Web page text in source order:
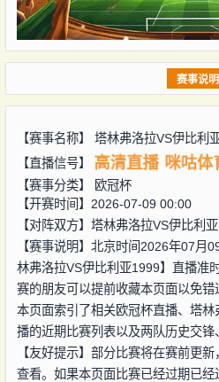
赛事说明
【赛事名称】 塔林弗洛拉VS伊比利
【直播信号】
高清直播 咪咕体
【赛事分类】
欧冠杯
【开赛时间】2026-07-09 00:00
【对阵双方】 塔林弗洛拉VS伊比利
【赛事说明】北京时间2026年07月
林弗洛拉VS伊比利亚1999】直播准
赛的朋友可以提前收藏本页面以免
本页面索引了相关欧冠杯直播、塔
播的近期比赛列表以及两队历史交锋
【友好提示】部分比赛将在赛前更
查看。如果本页面比赛已经过期已经